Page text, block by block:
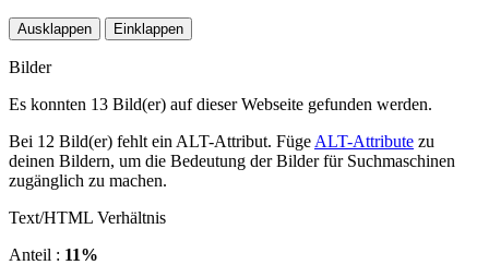
Ausklappen Einklappen
Bilder
Es konnten 13 Bild(er) auf dieser Webseite gefunden werden.
Bei 12 Bild(er) fehlt ein ALT-Attribut. Füge ALT-Attribute zu
deinen Bildern, um die Bedeutung der Bilder für Suchmaschinen
zugänglich zu machen.
Text/HTML Verhältnis
Anteil : 11%